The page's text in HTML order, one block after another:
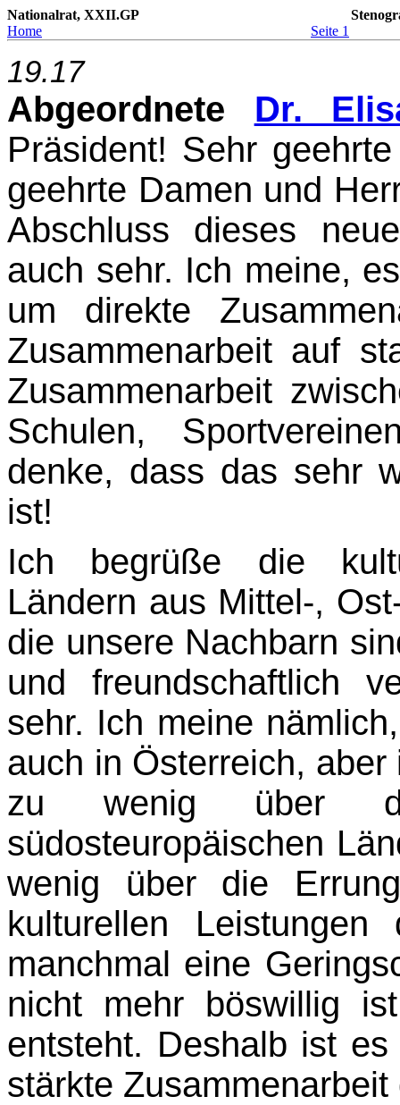
Nationalrat, XXII.GP
Home
Seite 1
19.17
Abgeordnete Dr.
Präsident! Sehr
geehrte Damen und
Abschluss dieses
auch sehr. Ich meine,
um direkte
Zusammenarbeit auf
Zusammenarbeit
Schu­len,
denke, dass das sehr
ist!
Ich begrüße die
Ländern aus Mittel-,
die unsere Nachbarn
und freundschaftlich
sehr. Ich meine
auch in Österreich,
zu wenig über
südosteuropäischen
wenig über die
kulturellen
manchmal eine
nicht mehr böswillig
entsteht. Deshalb ist
stärkte Zusammenarbeit